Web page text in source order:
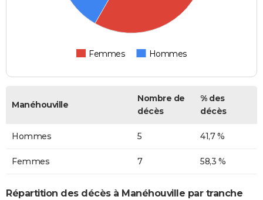
Femmes Hommes
Manéhouville
Nombre de
décès
% des
décès
Hommes 5 41,7 %
Femmes 7 58,3 %
Répartition des décès à Manéhouville par tranche